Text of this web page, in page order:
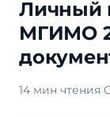
Личный
МГИМО
14 мин чтения·